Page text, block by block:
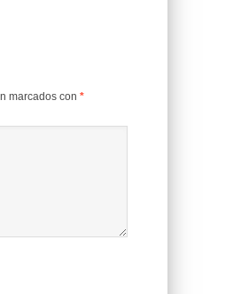
marcados con *